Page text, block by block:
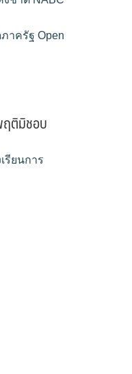
าครัฐ Open
ฤติมิชอบ
รียนการ